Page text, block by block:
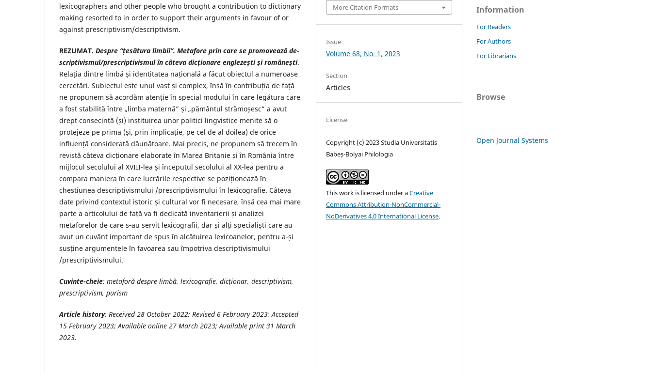
lexicographers and other people who brought a contribution to dictionary
making resorted to in order to support their arguments in favour of or
against prescriptivism/descriptivism.
REZUMAT. Despre “țesătura limbii”. Metafore prin care se promovează de­
scriptivismul/prescriptivismul în câteva dicționare englezești și românești.
Relația dintre limbă și identitatea națională a făcut obiectul a numeroase
cercetări. Subiectul este unul vast și complex, însă în contribuția de față
ne propunem să acordăm atenție în special modului în care legătura care
a fost stabilită între „limba maternă” și „pământul strămoșesc” a avut
drept consecință (și) instituirea unor politici lingvistice menite să o
protejeze pe prima (și, prin implicație, pe cel de al doilea) de orice
influență considerată dăunătoare. Mai precis, ne propunem să trecem în
revistă câteva dicționare elaborate în Marea Britanie și în România între
mijlocul secolului al XVIII-lea și începutul secolului al XX-lea pentru a
compara maniera în care lucrările respective se poziționează în
chestiunea descriptivismului /prescriptivismului în lexicografie. Câteva
date privind contextul istoric și cultural vor fi necesare, însă cea mai mare
parte a articolului de față va fi dedicată inventarierii și analizei
metaforelor de care s‑au servit lexicografii, dar și alți specialiști care au
avut un cuvânt important de spus în alcătuirea lexicoanelor, pentru a‑și
susține argumentele în favoarea sau împotriva descrip­ti­vismului
/prescriptivismului.
Cuvinte-cheie: metaforă despre limbă, lexicografie, dicționar, descriptivism,
prescriptivism, purism
Article history: Received 28 October 2022; Revised 6 February 2023; Accepted
15 February 2023; Available online 27 March 2023; Available print 31 March
2023.
More Citation Formats
Issue
Volume 68, No. 1, 2023
Section
Articles
License
Copyright (c) 2023 Studia Universitatis
Babeș-Bolyai Philologia
This work is licensed under aCreative
Commons Attribution-NonCommercial-
NoDerivatives 4.0 International License.
Information
For Readers
For Authors
For Librarians
Browse
Open Journal Systems